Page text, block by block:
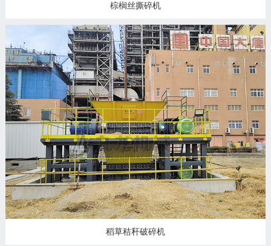
公
司
豫
ICP
备
棕榈丝撕碎机
稻草秸秆破碎机